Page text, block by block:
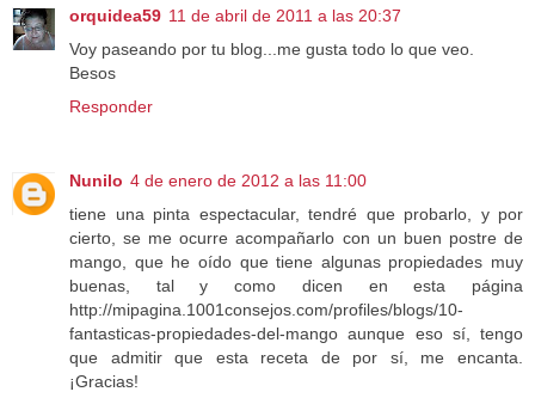
orquidea59 11 de abril de 2011 a las 20:37
Voy paseando por tu blog...me gusta todo lo que veo.
Besos
Responder
Nunilo 4 de enero de 2012 a las 11:00
tiene una pinta espectacular, tendré que probarlo, y por
cierto, se me ocurre acompañarlo con un buen postre de
mango, que he oído que tiene algunas propiedades muy
buenas, tal y como dicen en esta página
http://mipagina.1001consejos.com/profiles/blogs/10-
fantasticas-propiedades-del-mango aunque eso sí, tengo
que admitir que esta receta de por sí, me encanta.
¡Gracias!